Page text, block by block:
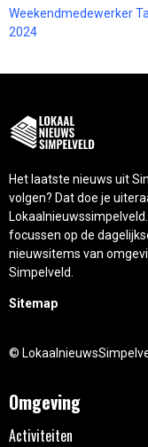
Weekendmedewerker
2024
Het laatste nieuws uit
volgen? Dat doe je
focussen op de
nieuwsitems van
Simpelveld.
Sitemap
©
Omgeving
Activiteiten